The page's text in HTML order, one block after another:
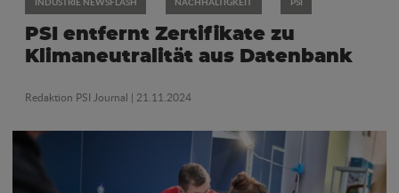
PSI entfernt Zertifikate zu
Klimaneutralität aus Datenbank
Redaktion PSI Journal | 21.11.2024